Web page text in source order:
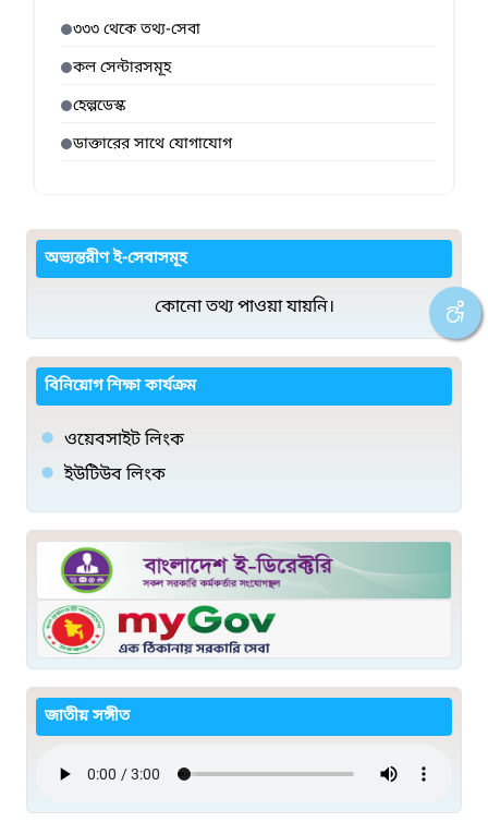
৩৩৩ থেকে তথ্য-সেবা
কল সেন্টারসমূহ
হেল্পডেস্ক
ডাক্তারের সাথে যোগাযোগ
অভ্যন্তরীণ ই-সেবাসমূহ
কোনো তথ্য পাওয়া যায়নি।
বিনিয়োগ শিক্ষা কার্যক্রম
ওয়েবসাইট লিংক
ইউটিউব লিংক
জাতীয় সঙ্গীত